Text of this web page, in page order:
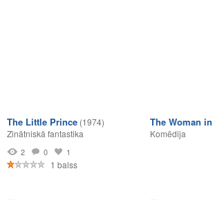
The Little Prince (1974)
Zinātniskā fantastika
2 0 1
1 balss
The Woman in
Komēdija